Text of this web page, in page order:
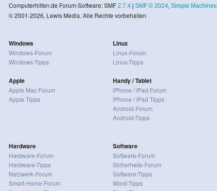
Computerhilfen.de Forum-Software: SMF 2.7.4| SMF © 2024, Simple Machines
© 2001-2026, Lewis Media. Alle Rechte vorbehalten
Windows
Windows-Forum
Windows-Tipps
Apple
Apple Mac Forum
Apple Tipps
Linux
Linux-Forum
Linux-Tipps
Handy / Tablet
iPhone / iPad Forum
iPhone / iPad Tipps
Android-Forum
Android-Tipps
Hardware
Hardware-Forum
Hardware-Tipps
Netzwerk-Forum
Smart-Home Forum
Software
Software-Forum
Sicherheits-Forum
Software-Tipps
Word-Tipps